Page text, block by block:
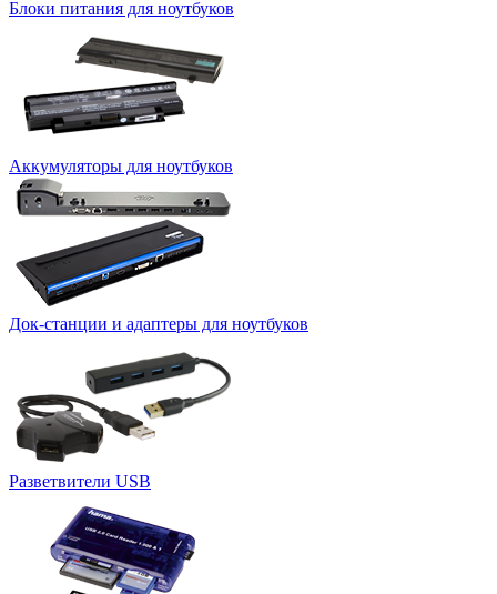
Блоки питания для ноутбуков
Аккумуляторы для ноутбуков
Док-станции и адаптеры для ноутбуков
Разветвители USB